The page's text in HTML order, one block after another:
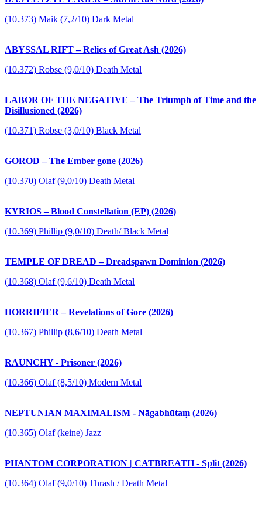
(10.373) Maik (7,2/10) Dark Metal
ABYSSAL RIFT – Relics of Great Ash (2026)
(10.372) Robse (9,0/10) Death Metal
LABOR OF THE NEGATIVE – The Triumph of Time and the
Disillusioned (2026)
(10.371) Robse (3,0/10) Black Metal
GOROD – The Ember gone (2026)
(10.370) Olaf (9,0/10) Death Metal
KYRIOS – Blood Constellation (EP) (2026)
(10.369) Phillip (9,0/10) Death/ Black Metal
TEMPLE OF DREAD – Dreadspawn Dominion (2026)
(10.368) Olaf (9,6/10) Death Metal
HORRIFIER – Revelations of Gore (2026)
(10.367) Phillip (8,6/10) Death Metal
RAUNCHY - Prisoner (2026)
(10.366) Olaf (8,5/10) Modern Metal
NEPTUNIAN MAXIMALISM - Nāgabhūtaṃ (2026)
(10.365) Olaf (keine) Jazz
PHANTOM CORPORATION | CATBREATH - Split (2026)
(10.364) Olaf (9,0/10) Thrash / Death Metal